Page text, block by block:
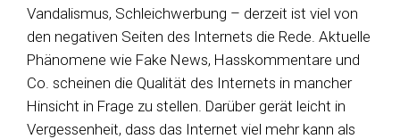
Vandalismus, Schleichwerbung – derzeit ist viel von
den negativen Seiten des Internets die Rede. Aktuelle
Phänomene wie Fake News, Hasskommentare und
Co. scheinen die Qualität des Internets in mancher
Hinsicht in Frage zu stellen. Darüber gerät leicht in
Vergessenheit, dass das Internet viel mehr kann als